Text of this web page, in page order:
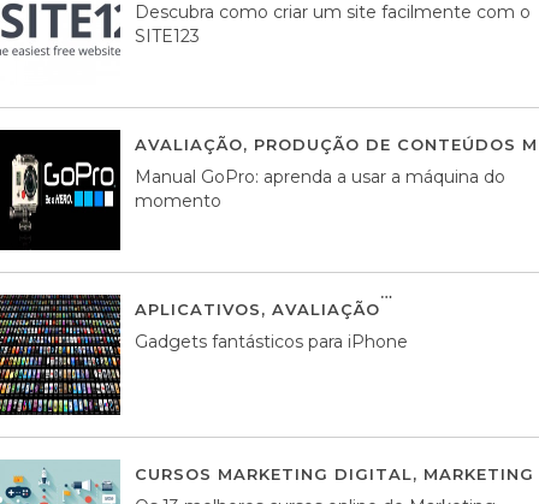
Descubra como criar um site facilmente com o
SITE123
AVALIAÇÃO, PRODUÇÃO DE CONTEÚDOS
Manual GoPro: aprenda a usar a máquina do
momento
APLICATIVOS, AVALIAÇÃO
Gadgets fantásticos para iPhone
CURSOS MARKETING DIGITAL,